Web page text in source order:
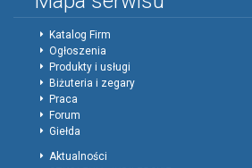
Katalog Firm
Ogłoszenia
Produkty i usługi
Biżuteria i zegary
Praca
Forum
Giełda
Aktualności